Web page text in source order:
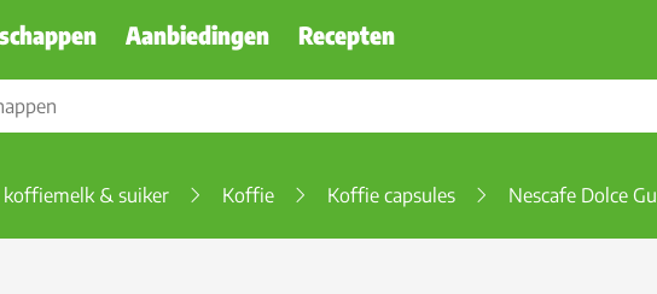
Aanbiedingen Recepten
& suiker Koffie Koffie capsules Nescafe Dolce